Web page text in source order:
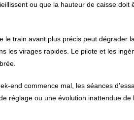
ou que la hauteur de caisse doit
train avant plus précis peut dégrader
les virages rapides. Le pilote et les
end commence mal, les séances
réglage ou une évolution inattendue